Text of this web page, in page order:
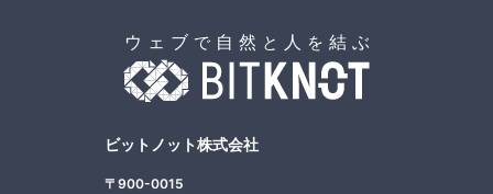
ビットノット株式会社
〒900-0015